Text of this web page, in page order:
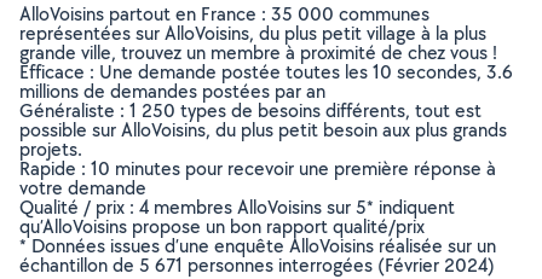
AlloVoisins partout en France : 35 000 communes
représentées sur AlloVoisins, du plus petit village à la plus
grande ville, trouvez un membre à proximité de chez vous !
Efficace : Une demande postée toutes les 10 secondes, 3.6
millions de demandes postées par an
Généraliste : 1 250 types de besoins différents, tout est
possible sur AlloVoisins, du plus petit besoin aux plus grands
projets.
Rapide : 10 minutes pour recevoir une première réponse à
votre demande
Qualité / prix : 4 membres AlloVoisins sur 5* indiquent
qu’AlloVoisins propose un bon rapport qualité/prix
* Données issues d’une enquête AlloVoisins réalisée sur un
échantillon de 5 671 personnes interrogées (Février 2024)